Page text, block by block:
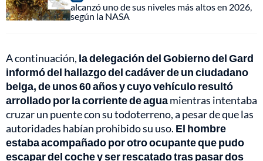
alcanzó uno de sus niveles más altos en 2026,
según la NASA
A continuación, la delegación del Gobierno del Gard
informó del hallazgo del cadáver de un ciudadano
belga, de unos 60 años y cuyo vehículo resultó
arrollado por la corriente de aguamientras intentaba
cruzar un puente con su todoterreno, a pesar de que las
autoridades habían prohibido su uso. El hombre
estaba acompañado por otro ocupante que pudo
escapar del coche y ser rescatado tras pasar dos